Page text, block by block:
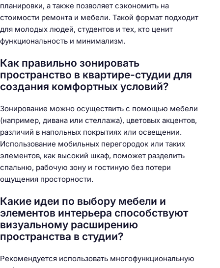
планировки, а также позволяет сэкономить на
стоимости ремонта и мебели. Такой формат подходит
для молодых людей, студентов и тех, кто ценит
функциональность и минимализм.
Как правильно зонировать
пространство в квартире-студии для
создания комфортных условий?
Зонирование можно осуществить с помощью мебели
(например, дивана или стеллажа), цветовых акцентов,
различий в напольных покрытиях или освещении.
Использование мобильных перегородок или таких
элементов, как высокий шкаф, поможет разделить
спальню, рабочую зону и гостиную без потери
ощущения просторности.
Какие идеи по выбору мебели и
элементов интерьера способствуют
визуальному расширению
пространства в студии?
Рекомендуется использовать многофункциональную